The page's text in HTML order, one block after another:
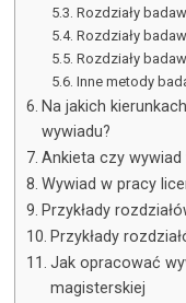
Rozdziały
Rozdziały
Rozdziały
Inne metody
Na jakich
wywiadu?
Ankieta czy
Wywiad w pracy
Przykłady
Przykłady
Jak opracować
magisterskiej